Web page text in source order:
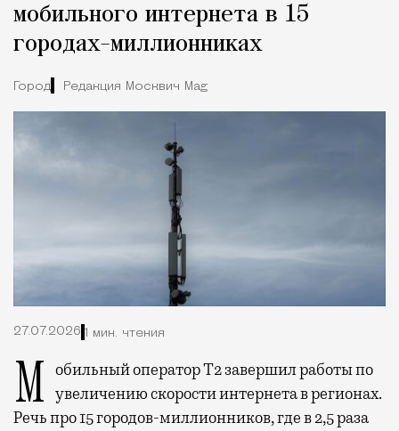
мобильного интернета в 15
городах-миллионниках
Город Редакция Москвич Mag
27.07.2026 1 мин. чтения
Мобильный оператор Т2 завершил работы по увеличению скорости интернета в регионах.
Речь про 15 городов-миллионников, где в 2,5 раза